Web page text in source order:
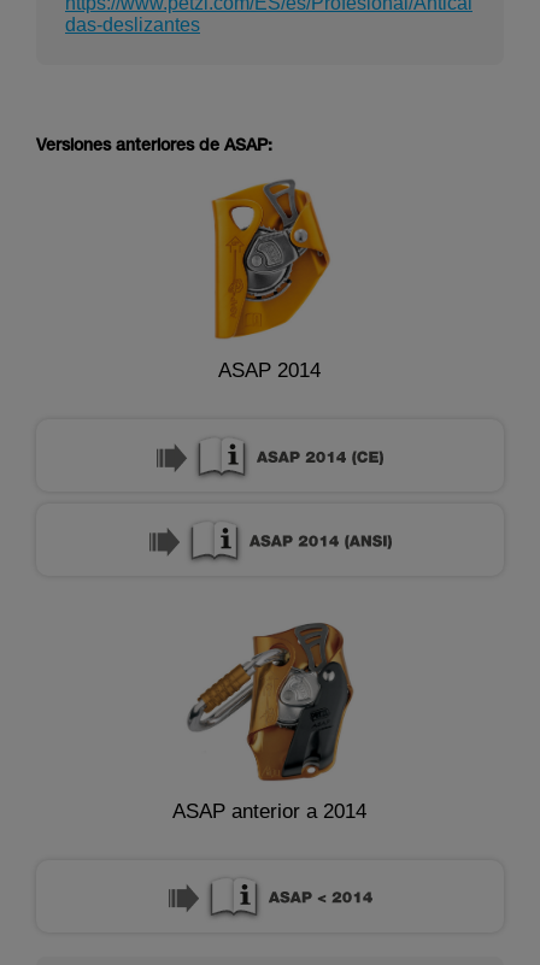
das-deslizantes
Versiones anteriores de ASAP:
ASAP 2014
ASAP anterior a 2014